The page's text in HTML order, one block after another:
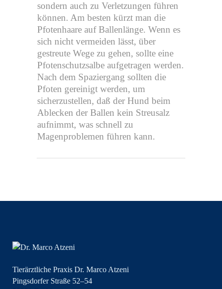
sondern auch zu Verletzungen führen
können. Am besten kürzt man die
Pfotenhaare auf Ballenlänge. Wenn es
sich nicht vermeiden lässt, über
gestreute Wege zu gehen, sollte eine
Pfotenschutzsalbe aufgetragen werden.
Nach dem Spaziergang sollten die
Pfoten gereinigt werden, um
sicherzustellen, daß der Hund beim
Ablecken der Ballen kein Streusalz
aufnimmt, was schnell zu
Magenproblemen führen kann.
Tierärztliche Praxis Dr. Marco Atzeni
Pingsdorfer Straße 52–54